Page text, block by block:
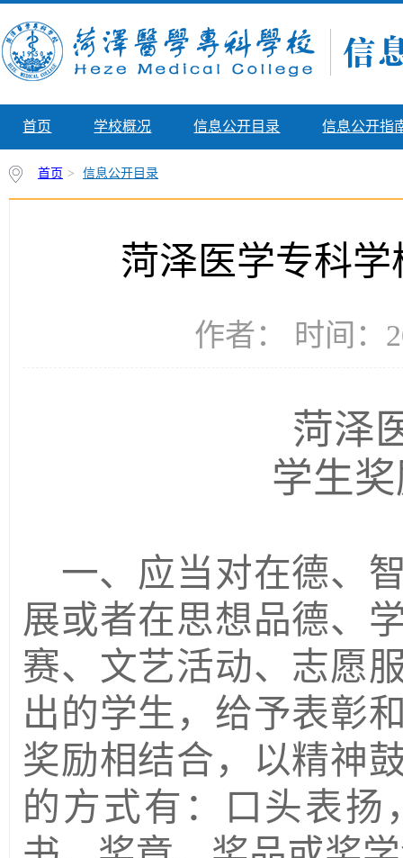
首页 学校概况 信息公开目录 信息公开指
首页 > 信息公开目录
菏泽医学专科
作者： 时间：
菏泽
学生
一、应当对在德、
展或者在思想品德、
赛、文艺活动、志愿
出的学生，给予表彰
奖励相结合，以精神
的方式有：口头表扬